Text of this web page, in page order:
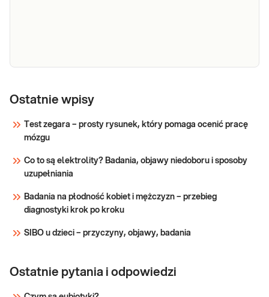
ryzyko
rozszerzony
- badania
genetyczne
Zestaw badań, oferowanych w ramach pakietu,
obejmuje analizę 6 mutacji w genach
ciąży, w tym na proces zagnieżdżania się
Ostatnie wpisy
Test zegara – prosty rysunek, który pomaga ocenić pracę
mózgu
Co to są elektrolity? Badania, objawy niedoboru i sposoby
uzupełniania
Badania na płodność kobiet i mężczyzn – przebieg
diagnostyki krok po kroku
SIBO u dzieci – przyczyny, objawy, badania
Ostatnie pytania i odpowiedzi